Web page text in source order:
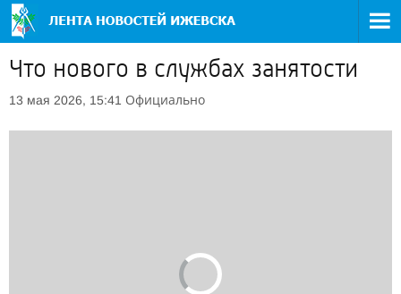
Что нового в службах занятости
13 мая 2026, 15:41 Официально